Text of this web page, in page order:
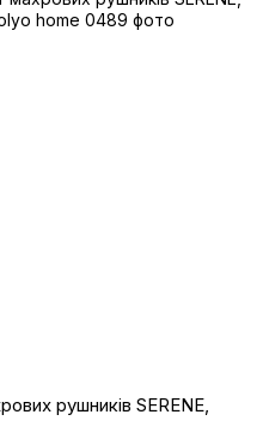
рушників SERENE,